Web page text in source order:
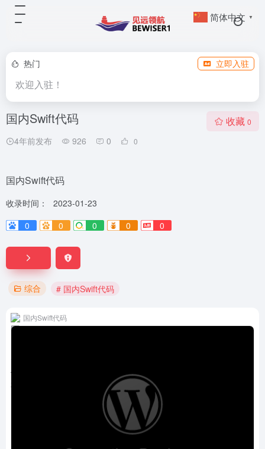
热门 立即入驻
欢迎入驻！
国内Swift代码
4年前发布 926 0 0
收藏 0
国内Swift代码
收录时间：
2023-01-23
0
0 0 0 0
综合 # 国内Swift代码
国内Swift代码
简体中文 ▼